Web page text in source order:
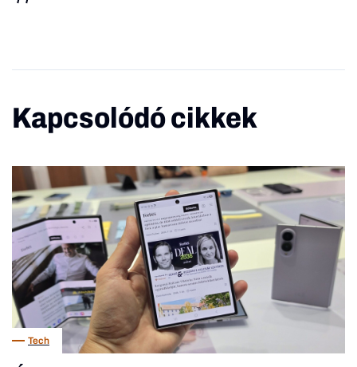
Kapcsolódó cikkek
Tech